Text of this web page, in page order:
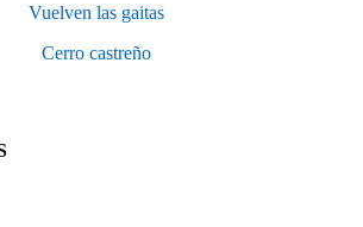
Vuelven las gaitas
Cerro castreño